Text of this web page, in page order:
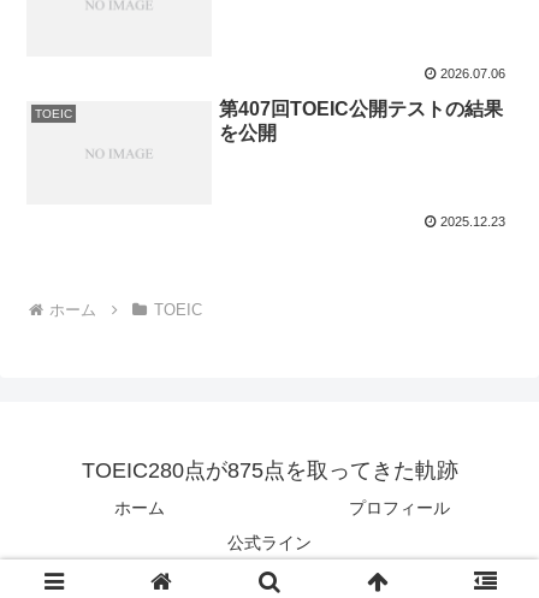
2026.07.06
TOEIC
第407回TOEIC公開テストの結果
を公開
2025.12.23
ホーム TOEIC
TOEIC280点が875点を取ってきた軌跡
ホーム
プロフィール
公式ライン
© 2018 TOEIC280点が875点を取ってきた軌跡.